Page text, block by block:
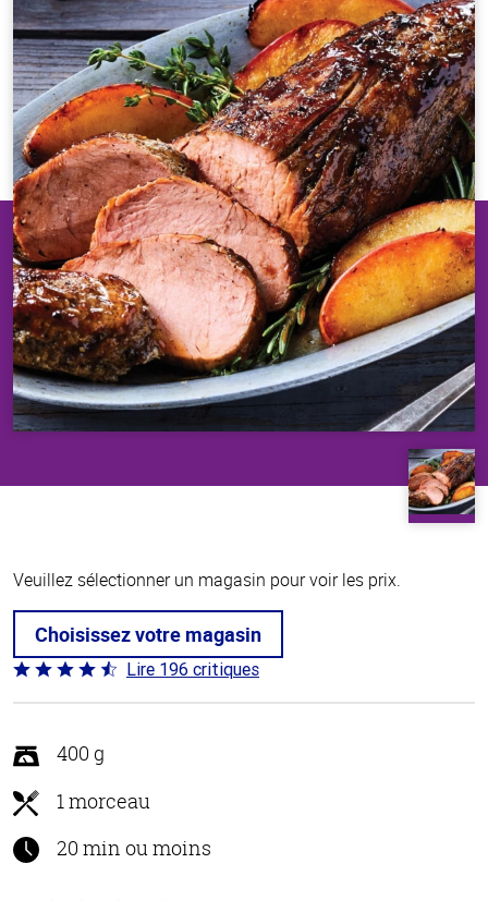
Veuillez sélectionner un magasin pour voir les prix.
Choisissez votre magasin
Coté
4.7 sur
Lire 196 critiques
400 g
1 morceau
20 min ou moins